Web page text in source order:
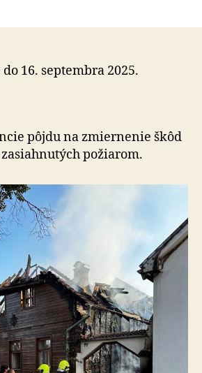
Veľký
Slavkov
16. septembra 2025.
pôjdu na zmiernenie škôd
požiarom.